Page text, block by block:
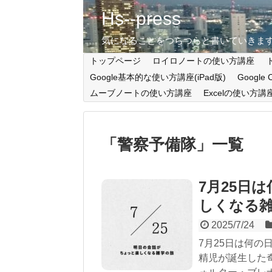
Hs--press
気になることをつらつらと書いていきま
トップページ ロイロノートの使い方講座
Google基本的な使い方講座(iPad版)
Google
ムーブノートの使い方講座
Excelの使い方講
「 警察予備隊」 一覧
7月25日
しくなる
2025/7/24
7月25日は何の
精児が誕生した